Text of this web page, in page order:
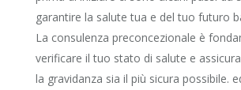
garantire la salute tua e del tuo futuro
La consulenza preconcezionale è
verificare il tuo stato di salute e
la gravidanza sia il più sicura possibile.